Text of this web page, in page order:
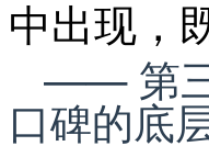
中出现，
—— 第三
口碑的底